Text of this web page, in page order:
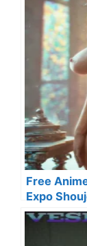
Free
Expo